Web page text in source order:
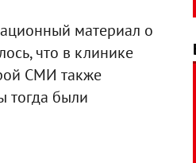
материал о
что в клинике
СМИ также
тогда были